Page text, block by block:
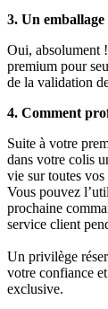
3. Un
Oui, absolument
premium pour
de la validation
4. Comment
Suite à votre
dans votre colis
vie sur toutes
Vous pouvez
prochaine
service client
Un privilège
votre confiance
exclusive.